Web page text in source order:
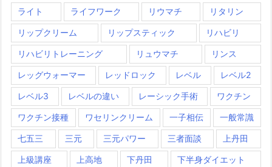
ライト ライフワーク リウマチ リタリン
リップクリーム リップスティック リハビリ
リハビリトレーニング リュウマチ リンス
レッグウォーマー レッドロック レベル レベル2
レベル3 レベルの違い レーシック手術 ワクチン
ワクチン接種 ワセリンクリーム 一子相伝 一般常識
七五三 三元 三元パワー 三者面談 上丹田
上級講座 上高地 下丹田 下半身ダイエット